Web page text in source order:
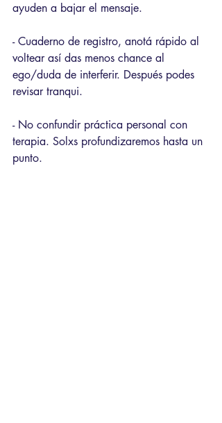
ayuden a bajar el mensaje.
- Cuaderno de registro, anotá rápido al
voltear así das menos chance al
ego/duda de interferir. Después podes
revisar tranqui.
- No confundir práctica personal con
terapia. Solxs profundizaremos hasta un
punto.